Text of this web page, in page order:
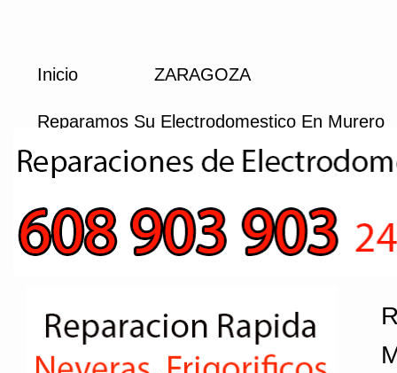
Inicio ZARAGOZA
Reparamos Su Electrodomestico En Murero